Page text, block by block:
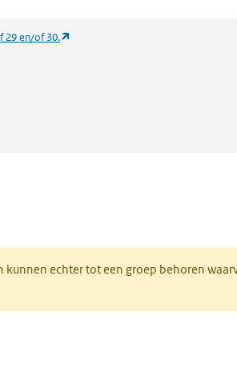
29 en/of 30.
kunnen echter tot een groep behoren